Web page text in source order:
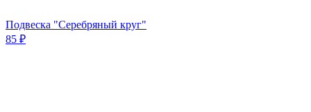
Подвеска "Серебряный круг"
85 ₽